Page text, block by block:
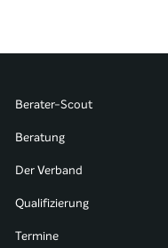
Berater-Scout
Beratung
Der Verband
Qualifizierung
Termine